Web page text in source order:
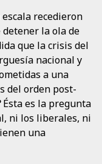
recedieron
la ola de
que la crisis del
nacional y
a una
del orden post-
Ésta es la pregunta
ni los liberales, ni
una